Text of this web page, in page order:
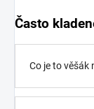
Často
Co je to věšák